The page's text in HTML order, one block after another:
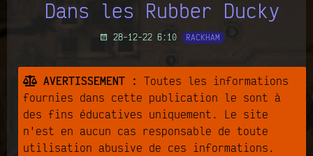
Dans les Rubber Ducky
28-12-22 6:10 RACKHAM
AVERTISSEMENT : Toutes les informations
fournies dans cette publication le sont à
des fins éducatives uniquement. Le site
n'est en aucun cas responsable de toute
utilisation abusive de ces informations.